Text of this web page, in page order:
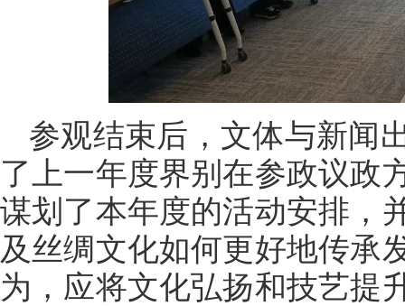
参观结束后，文体与新闻
了上一年度界别在参政议政
谋划了本年度的活动安排，
及丝绸文化如何更好地传承
为，应将文化弘扬和技艺提